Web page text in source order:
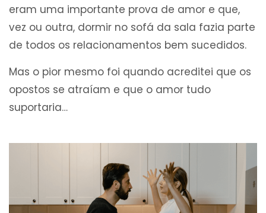
eram uma importante prova de amor e que,
vez ou outra, dormir no sofá da sala fazia parte
de todos os relacionamentos bem sucedidos.
Mas o pior mesmo foi quando acreditei que os
opostos se atraíam e que o amor tudo
suportaria…